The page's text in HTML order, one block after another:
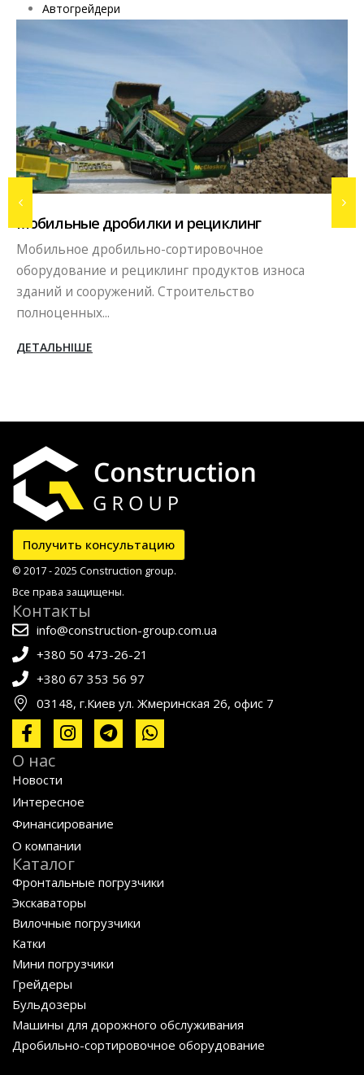
Автогрейдери
Вибропрессовое производство
Бизнес в сфере производства тротуарной плитки,
бордюров, блоков методом вибропрессования. В
сегодняшних...
ДЕТАЛЬНІШЕ
Получить консультацию
© 2017 - 2025 Construction group.
Все права защищены.
Контакты
info@construction-group.com.ua
+380 50 473-26-21
+380 67 353 56 97
03148, г.Киев ул. Жмеринская 26, офис 7
О нас
Новости
Интересное
Финансирование
О компании
Каталог
Фронтальные погрузчики
Экскаваторы
Вилочные погрузчики
Катки
Мини погрузчики
Грейдеры
Бульдозеры
Машины для дорожного обслуживания
Дробильно-сортировочное оборудование